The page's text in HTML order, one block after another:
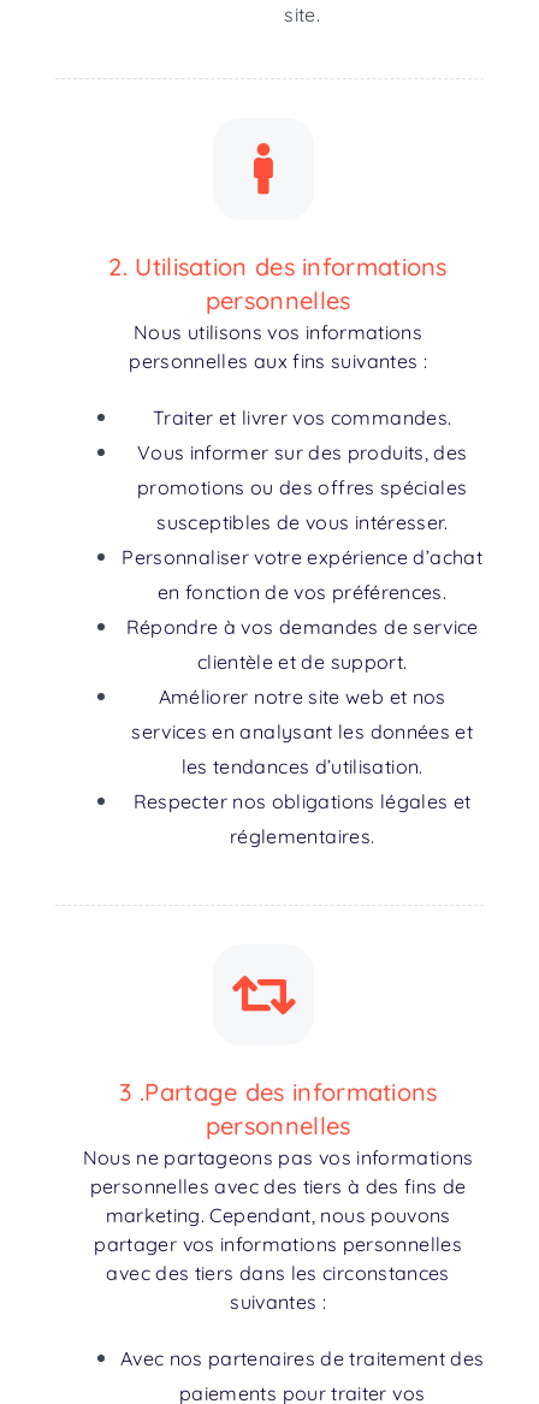
site.
2. Utilisation des informations
personnelles
Nous utilisons vos informations
personnelles aux fins suivantes :
Traiter et livrer vos commandes.
Vous informer sur des produits, des
promotions ou des offres spéciales
susceptibles de vous intéresser.
Personnaliser votre expérience d’achat
en fonction de vos préférences.
Répondre à vos demandes de service
clientèle et de support.
Améliorer notre site web et nos
services en analysant les données et
les tendances d’utilisation.
Respecter nos obligations légales et
réglementaires.
3 .Partage des informations
personnelles
Nous ne partageons pas vos informations
personnelles avec des tiers à des fins de
marketing. Cependant, nous pouvons
partager vos informations personnelles
avec des tiers dans les circonstances
suivantes :
Avec nos partenaires de traitement des
paiements pour traiter vos